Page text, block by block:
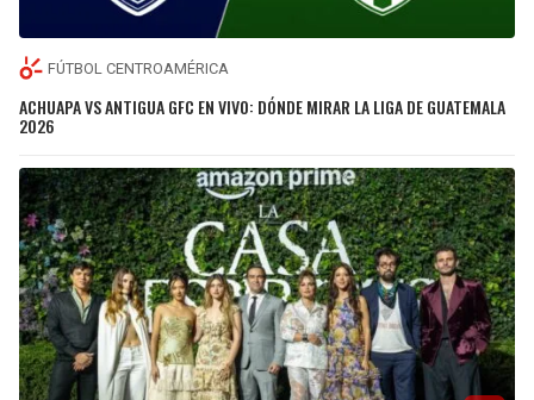
FÚTBOL CENTROAMÉRICA
ACHUAPA VS ANTIGUA GFC EN VIVO: DÓNDE MIRAR LA LIGA DE GUATEMALA
2026